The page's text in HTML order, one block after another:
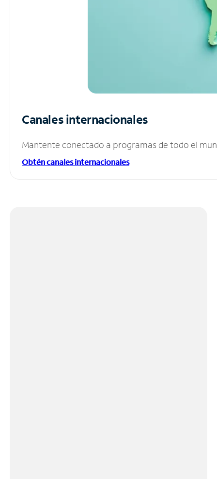
Canales internacionales
Mantente conectado a programas de todo el
Obtén canales internacionales